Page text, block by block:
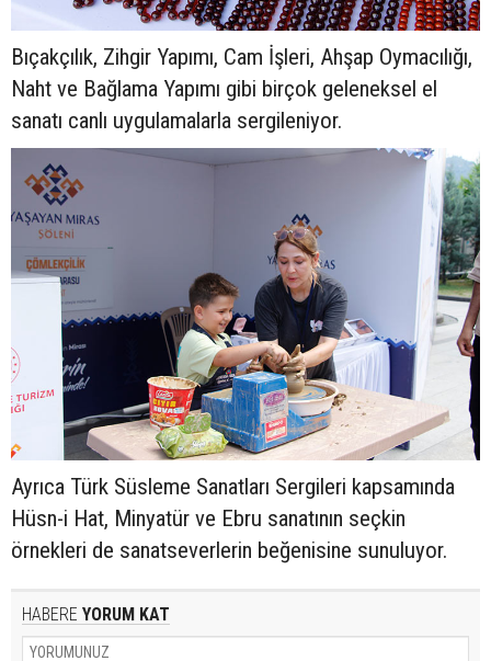
Bıçakçılık, Zihgir Yapımı, Cam İşleri, Ahşap Oymacılığı,
Naht ve Bağlama Yapımı gibi birçok geleneksel el
sanatı canlı uygulamalarla sergileniyor.
Ayrıca Türk Süsleme Sanatları Sergileri kapsamında
Hüsn-i Hat, Minyatür ve Ebru sanatının seçkin
örnekleri de sanatseverlerin beğenisine sunuluyor.
HABERE YORUM KAT